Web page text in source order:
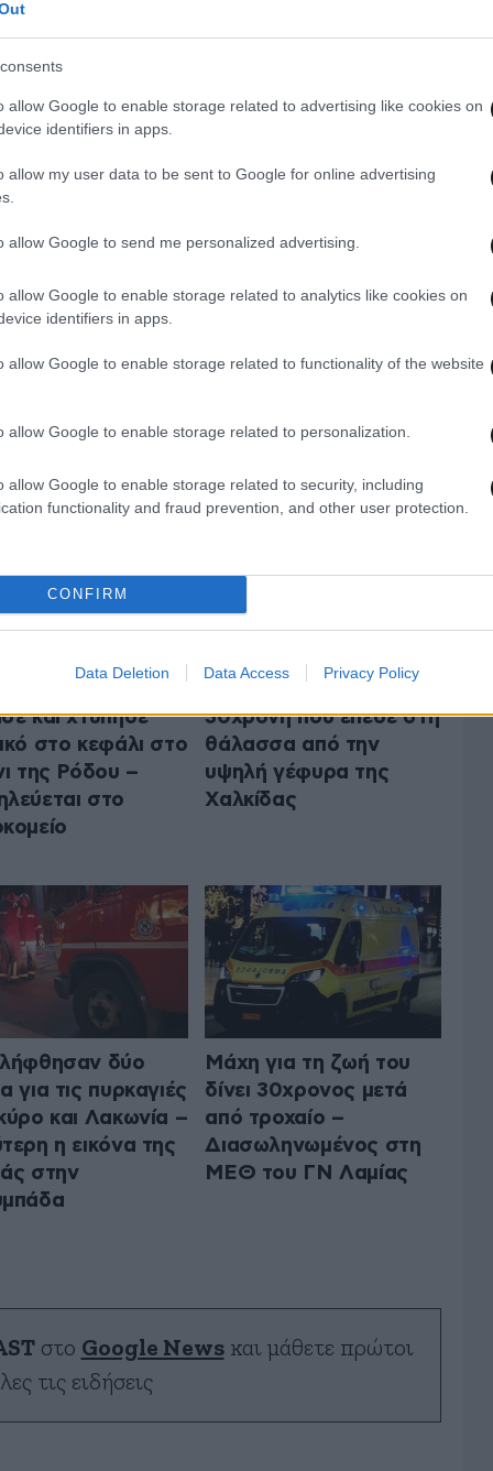
allow Google to enable storage related to advertising like cookies on
identifiers in apps.
allow my user data to be sent to Google for online advertising
allow Google to send me personalized advertising.
allow Google to enable storage related to analytics like cookies on
identifiers in apps.
allow Google to enable storage related to functionality of the website
allow Google to enable storage related to personalization.
allow Google to enable storage related to security, including
functionality and fraud prevention, and other user protection.
CONFIRM
Data Deletion Data Access Privacy Policy
ΕΛΛΑΔΑ
και χτύπησε
στο κεφάλι στο
της Ρόδου –
στο
30χρονη που έπεσε στη
θάλασσα από την
υψηλή γέφυρα της
Χαλκίδας
δύο
για τις πυρκαγιές
και Λακωνία –
η εικόνα της
στην
Μάχη για τη ζωή του
δίνει 30χρονος μετά
από τροχαίο –
Διασωληνωμένος στη
ΜΕΘ του ΓΝ Λαμίας
στο Google Newsκαι μάθετε πρώτοι
τις ειδήσεις